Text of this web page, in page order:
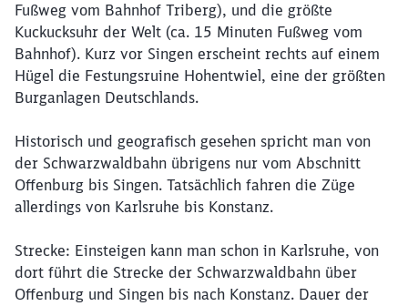
Fußweg vom Bahnhof Triberg), und die größte
Kuckucksuhr der Welt (ca. 15 Minuten Fußweg vom
Bahnhof). Kurz vor Singen erscheint rechts auf einem
Hügel die Festungsruine Hohentwiel, eine der größten
Burganlagen Deutschlands.
Historisch und geografisch gesehen spricht man von
der Schwarzwaldbahn übrigens nur vom Abschnitt
Offenburg bis Singen. Tatsächlich fahren die Züge
allerdings von Karlsruhe bis Konstanz.
Strecke: Einsteigen kann man schon in Karlsruhe, von
dort führt die Strecke der Schwarzwaldbahn über
Offenburg und Singen bis nach Konstanz. Dauer der